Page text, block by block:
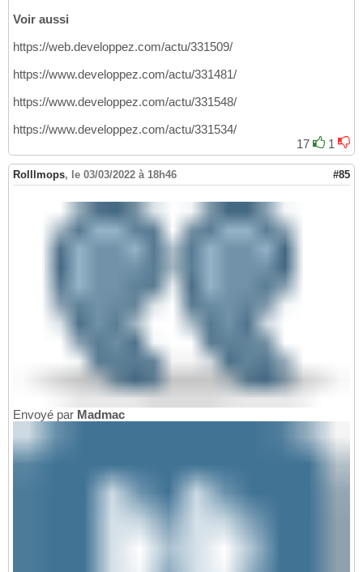
Voir aussi
https://web.developpez.com/actu/331509/
https://www.developpez.com/actu/331481/
https://www.developpez.com/actu/331548/
https://www.developpez.com/actu/331534/
17
1
Rolllmops, le 03/03/2022 à 18h46 #85
Envoyé par Madmac